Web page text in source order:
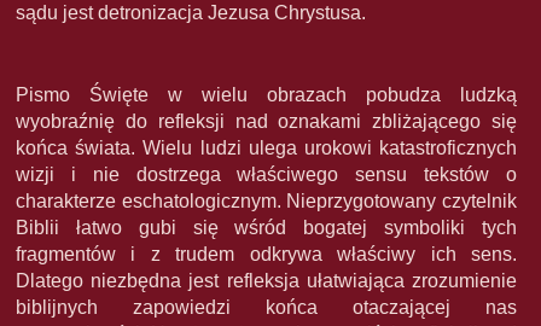
sądu jest detronizacja Jezusa Chrystusa.
Pismo Święte w wielu obrazach pobudza ludzką
wyobraźnię do refleksji nad oznakami zbliżającego się
końca świata. Wielu ludzi ulega urokowi katastroficznych
wizji i nie dostrzega właściwego sensu tekstów o
charakterze eschatologicznym. Nieprzygotowany czytelnik
Biblii łatwo gubi się wśród bogatej symboliki tych
fragmentów i z trudem odkrywa właściwy ich sens.
Dlatego niezbędna jest refleksja ułatwiająca zrozumienie
biblijnych zapowiedzi końca otaczającej nas